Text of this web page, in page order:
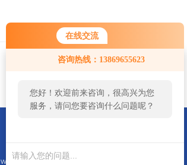
在线交流
咨询热线：13869655623
您好！欢迎前来咨询，很高兴为您
服务，请问您要咨询什么问题呢？
weifangxinte@163.com